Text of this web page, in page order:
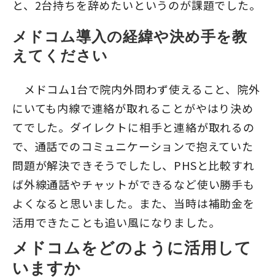
と、2台持ちを辞めたいというのが課題でした。
メドコム導入の経緯や決め手を教
えてください
メドコム1台で院内外問わず使えること、院外
にいても内線で連絡が取れることがやはり決め
てでした。ダイレクトに相手と連絡が取れるの
で、通話でのコミュニケーションで抱えていた
問題が解決できそうでしたし、PHSと比較すれ
ば外線通話やチャットができるなど使い勝手も
よくなると思いました。また、当時は補助金を
活用できたことも追い風になりました。
メドコムをどのように活用して
いますか